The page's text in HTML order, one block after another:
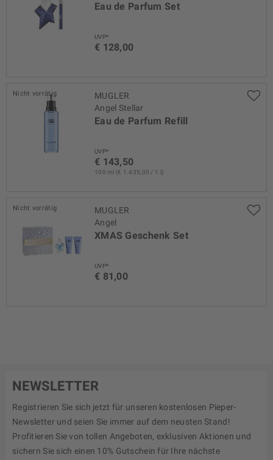
Eau de Parfum Set
UVP*
€ 128,00
Nicht vorrätig
MUGLER
Angel Stellar
Eau de Parfum Refill
UVP*
€ 143,50
100 ml (€ 1.435,00 / 1 l)
Nicht vorrätig
MUGLER
Angel
XMAS Geschenk Set
UVP*
€ 81,00
NEWSLETTER
Registrieren Sie sich jetzt für unseren kostenlosen Pieper-
Newsletter und seien Sie immer auf dem neusten Stand!
Profitieren Sie von tollen Angeboten, exklusiven Aktionen und
sichern Sie sich einen 10% Gutschein für Ihre nächste